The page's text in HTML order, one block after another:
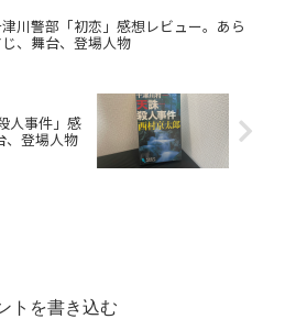
川警部「初恋」感想レビュー。あら
、舞台、登場人物
人事件」感
、登場人物
トを書き込む